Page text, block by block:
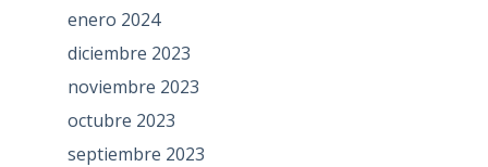
enero 2024
diciembre 2023
noviembre 2023
octubre 2023
septiembre 2023